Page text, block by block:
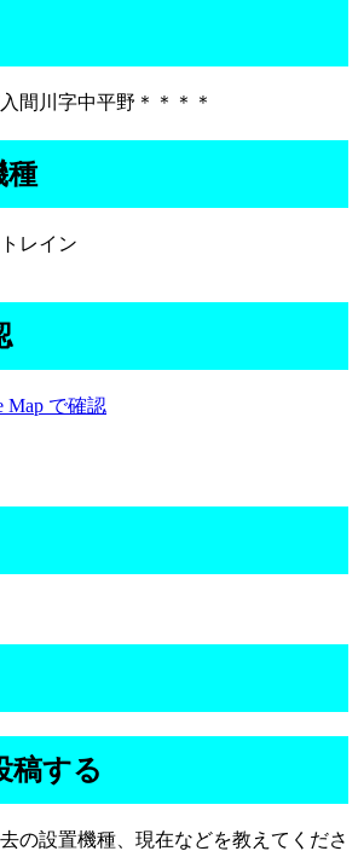
間川字中平野＊＊＊＊
種
レイン
Map で確認
稿する
の設置機種、現在などを教えてくださ